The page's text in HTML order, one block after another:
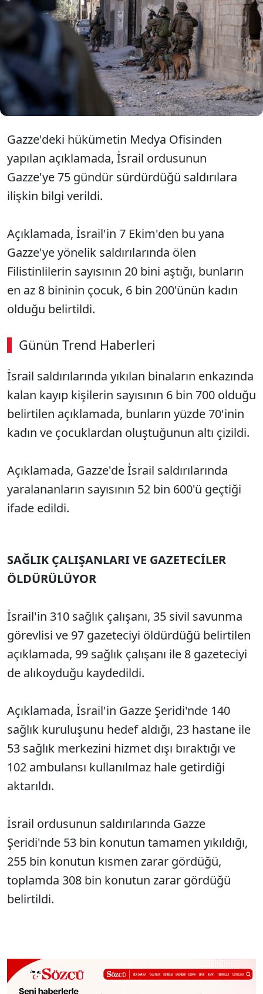
Filistin hükümeti, İsrail'in Gazze'de
devam eden saldırılarında ölen
Filistinlilerin sayısının 20 bini aştığını
duyurdu.
Gazze'deki hükümetin Medya Ofisinden
yapılan açıklamada, İsrail ordusunun
Gazze'ye 75 gündür sürdürdüğü saldırılara
ilişkin bilgi verildi.
Açıklamada, İsrail'in 7 Ekim'den bu yana
Gazze'ye yönelik saldırılarında ölen
Filistinlilerin sayısının 20 bini aştığı, bunların
en az 8 bininin çocuk, 6 bin 200'ünün kadın
olduğu belirtildi.
Günün Trend Haberleri
İsrail saldırılarında yıkılan binaların enkazında
kalan kayıp kişilerin sayısının 6 bin 700 olduğu
belirtilen açıklamada, bunların yüzde 70'inin
kadın ve çocuklardan oluştuğunun altı çizildi.
Açıklamada, Gazze'de İsrail saldırılarında
yaralananların sayısının 52 bin 600'ü geçtiği
ifade edildi.
SAĞLIK ÇALIŞANLARI VE GAZETECİLER
ÖLDÜRÜLÜYOR
İsrail'in 310 sağlık çalışanı, 35 sivil savunma
görevlisi ve 97 gazeteciyi öldürdüğü belirtilen
açıklamada, 99 sağlık çalışanı ile 8 gazeteciyi
de alıkoyduğu kaydedildi.
Açıklamada, İsrail'in Gazze Şeridi'nde 140
sağlık kuruluşunu hedef aldığı, 23 hastane ile
53 sağlık merkezini hizmet dışı bıraktığı ve
102 ambulansı kullanılmaz hale getirdiği
aktarıldı.
İsrail ordusunun saldırılarında Gazze
Şeridi'nde 53 bin konutun tamamen yıkıldığı,
255 bin konutun kısmen zarar gördüğü,
toplamda 308 bin konutun zarar gördüğü
belirtildi.